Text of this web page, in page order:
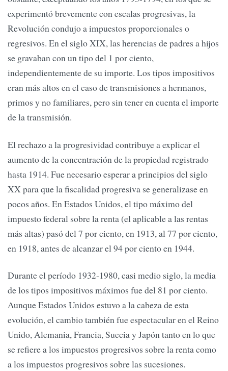
experimentó brevemente con escalas progresivas, la
Revolución condujo a impuestos proporcionales o
regresivos. En el siglo XIX, las herencias de padres a hijos
se gravaban con un tipo del 1 por ciento,
independientemente de su importe. Los tipos impositivos
eran más altos en el caso de transmisiones a hermanos,
primos y no familiares, pero sin tener en cuenta el importe
de la transmisión.
El rechazo a la progresividad contribuye a explicar el
aumento de la concentración de la propiedad registrado
hasta 1914. Fue necesario esperar a principios del siglo
XX para que la fiscalidad progresiva se generalizase en
pocos años. En Estados Unidos, el tipo máximo del
impuesto federal sobre la renta (el aplicable a las rentas
más altas) pasó del 7 por ciento, en 1913, al 77 por ciento,
en 1918, antes de alcanzar el 94 por ciento en 1944.
Durante el período 1932-1980, casi medio siglo, la media
de los tipos impositivos máximos fue del 81 por ciento.
Aunque Estados Unidos estuvo a la cabeza de esta
evolución, el cambio también fue espectacular en el Reino
Unido, Alemania, Francia, Suecia y Japón tanto en lo que
se refiere a los impuestos progresivos sobre la renta como
a los impuestos progresivos sobre las sucesiones.